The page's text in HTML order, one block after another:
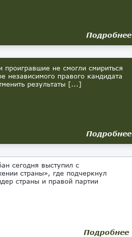
Подробнее
не смогли смириться
независимого правого кандидата
результаты [...]
Подробнее
сегодня выступил с
страны», где подчеркнул
страны и правой партии
Подробнее